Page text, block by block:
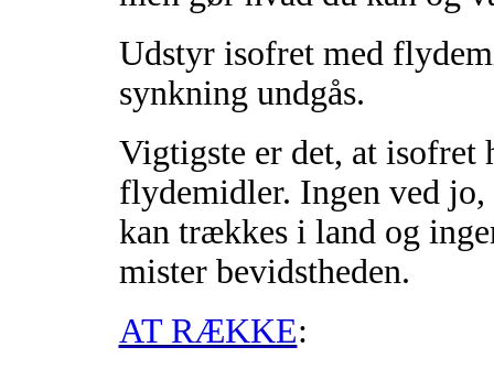
Udstyr isofret med
synkning undgås.
Vigtigste er det, at isofret
flydemidler. Ingen ved
kan trækkes i land og
mister bevidstheden.
AT RÆKKE: